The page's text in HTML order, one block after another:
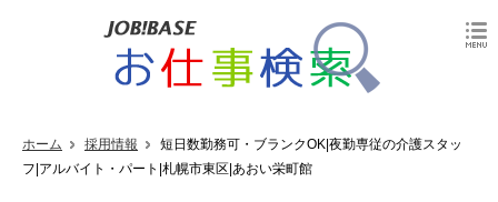
ホーム 採用情報
短日数勤務可・ブランクOK|夜勤専従の介護スタッ
フ|アルバイト・パート|札幌市東区|あおい栄町館